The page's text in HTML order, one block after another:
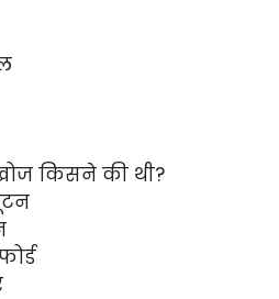
किसने की थी?